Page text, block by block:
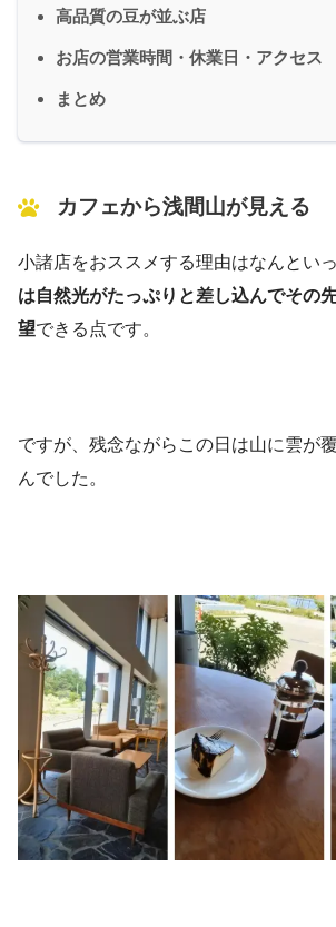
高品質の豆が並ぶ店
お店の営業時間・休業日・アクセス
まとめ
カフェから浅間山が見える
小諸店をおススメする理由はなんとい
は自然光がたっぷりと差し込んでその
望できる点です。
ですが、残念ながらこの日は山に雲が
んでした。